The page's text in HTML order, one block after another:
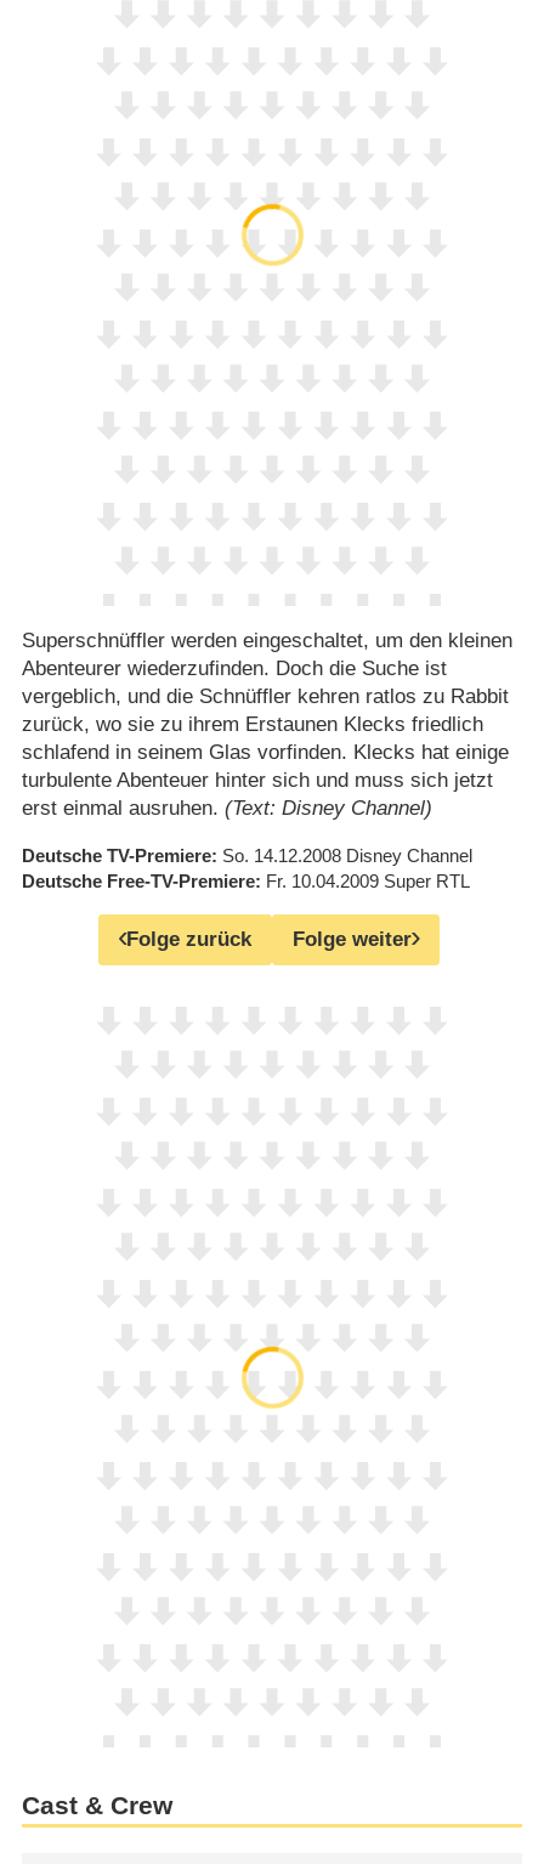
Superschnüffler werden eingeschaltet, um den kleinen
Abenteurer wiederzufinden. Doch die Suche ist
vergeblich, und die Schnüffler kehren ratlos zu Rabbit
zurück, wo sie zu ihrem Erstaunen Klecks friedlich
schlafend in seinem Glas vorfinden. Klecks hat einige
turbulente Abenteuer hinter sich und muss sich jetzt
erst einmal ausruhen. (Text: Disney Channel)
Deutsche TV-Premiere So. 14.12.2008 Disney Channel
Deutsche Free-TV-Premiere Fr. 10.04.2009 Super RTL
Folge zurück Folge weiter
Cast & Crew